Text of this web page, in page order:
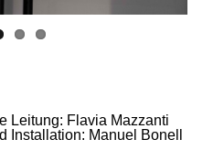
Leitung: Flavia Mazzanti
Installation: Manuel Bonell